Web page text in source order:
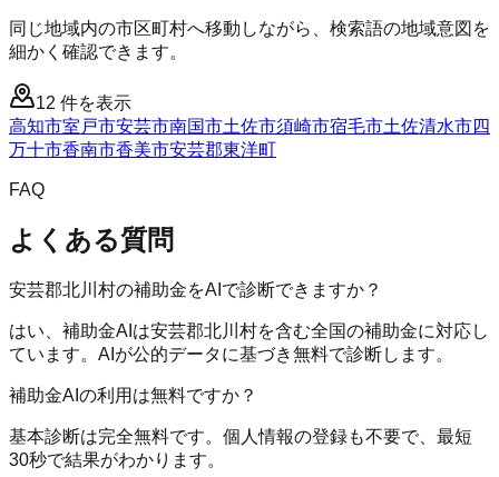
同じ地域内の市区町村へ移動しながら、検索語の地域意図を
細かく確認できます。
12 件を表示
高知市室戸市安芸市南国市土佐市須崎市宿毛市土佐清水市四
万十市香南市香美市安芸郡東洋町
FAQ
よくある質問
安芸郡北川村の補助金をAIで診断できますか？
はい、補助金AIは安芸郡北川村を含む全国の補助金に対応し
ています。AIが公的データに基づき無料で診断します。
補助金AIの利用は無料ですか？
基本診断は完全無料です。個人情報の登録も不要で、最短
30秒で結果がわかります。